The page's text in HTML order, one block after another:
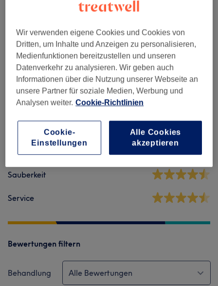
5)
Maniküre & Pediküre (7) ab 0,50 €
Salonbewertungen
4,4 17 Bewertungen
Ambiente
Sauberkeit
Service
Bewertungen filtern
Behandlung Alle Bewertungen
Wir verwenden eigene Cookies und Cookies von
Dritten, um Inhalte und Anzeigen zu personalisieren,
Medienfunktionen bereitzustellen und unseren
Datenverkehr zu analysieren. Wir geben auch
Informationen über die Nutzung unserer Webseite an
unsere Partner für soziale Medien, Werbung und
Analysen weiter. Cookie-Richtlinien
Cookie-
Einstellungen
Alle Cookies
akzeptieren